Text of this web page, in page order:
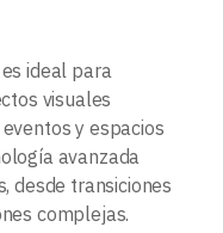
ideal para
visuales
y espacios
avanzada
desde transiciones
complejas.